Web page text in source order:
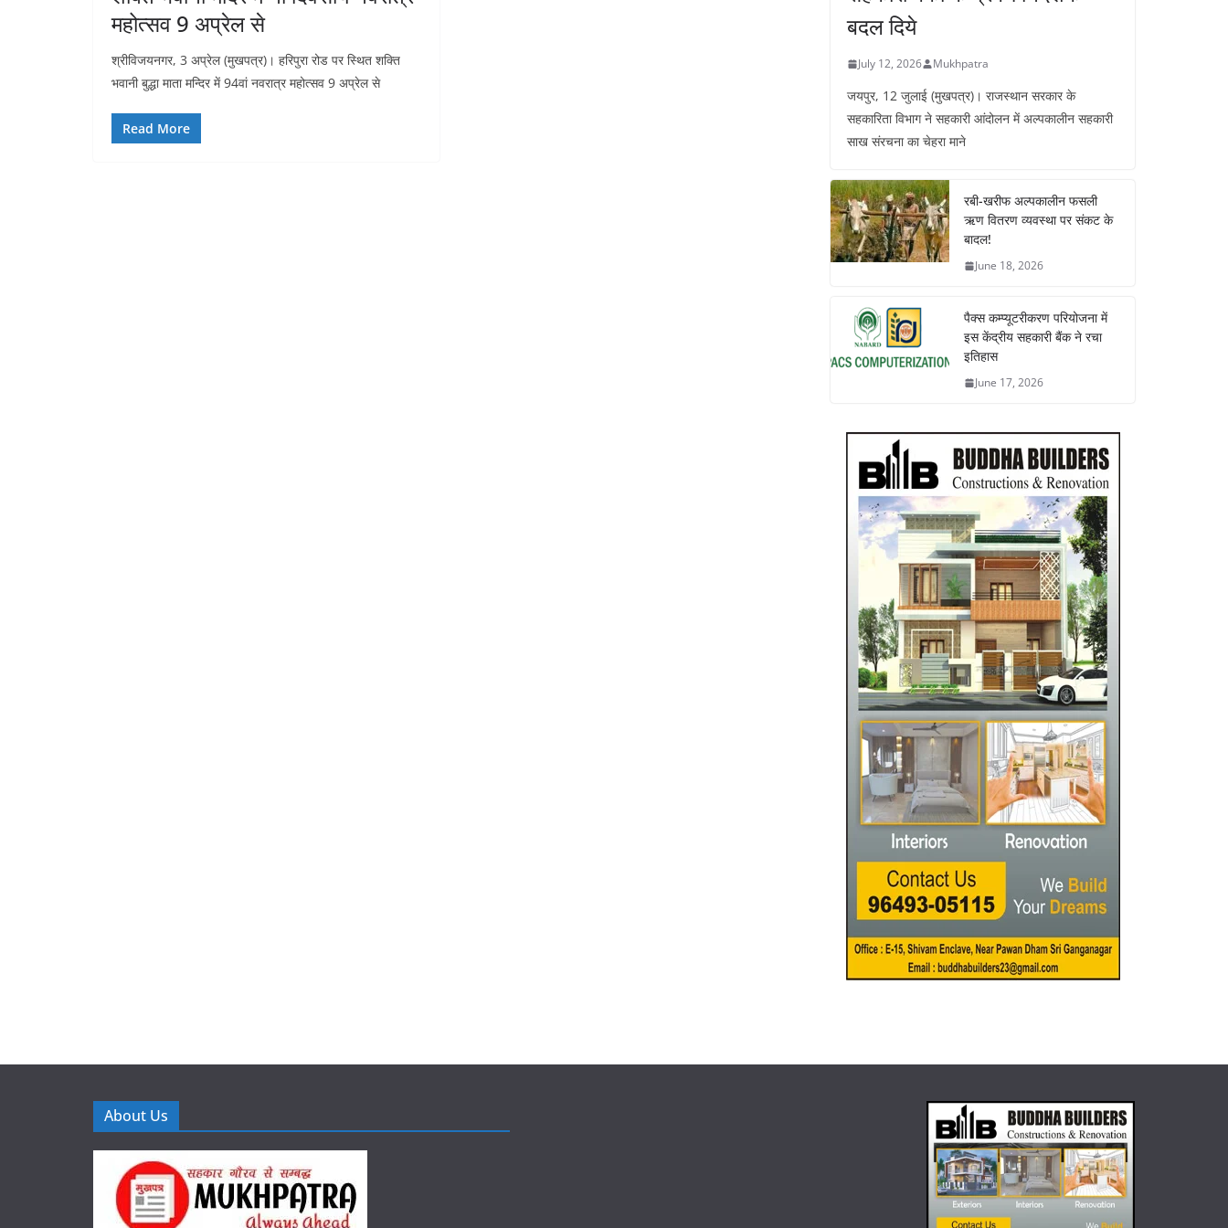
महोत्सव 9 अप्रेल से
श्रीविजयनगर, 3 अप्रेल (मुखपत्र)। हरिपुरा रोड पर स्थित शक्ति
भवानी बुद्धा माता मन्दिर में 94वां नवरात्र महोत्सव 9 अप्रेल से
Read More
बदल दिये
July 12, 2026 Mukhpatra
जयपुर, 12 जुलाई (मुखपत्र)। राजस्थान सरकार के
सहकारिता विभाग ने सहकारी आंदोलन में अल्पकालीन सहकारी
साख संरचना का चेहरा माने
रबी-खरीफ अल्पकालीन फसली
ऋण वितरण व्यवस्था पर संकट के
बादल!
June 18, 2026
पैक्स कम्प्यूटरीकरण परियोजना में
इस केंद्रीय सहकारी बैंक ने रचा
इतिहास
June 17, 2026
About Us